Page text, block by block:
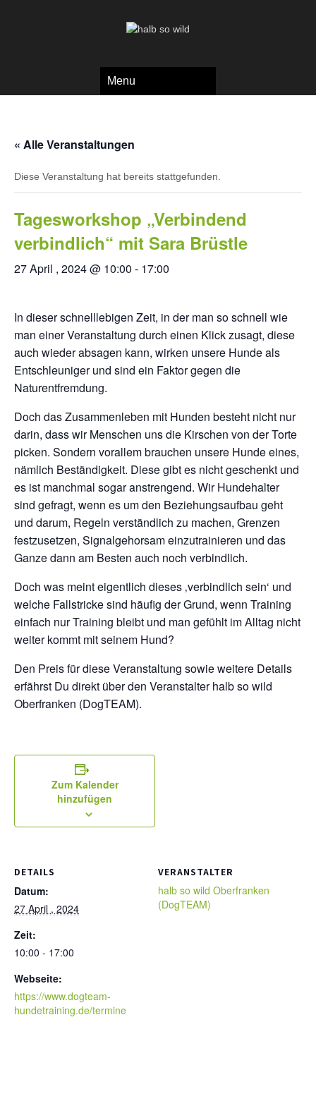
Menu
« Alle Veranstaltungen
Diese Veranstaltung hat bereits stattgefunden.
Tagesworkshop „Verbindend
verbindlich“ mit Sara Brüstle
27 April , 2024 @ 10:00 - 17:00
In dieser schnelllebigen Zeit, in der man so schnell wie
man einer Veranstaltung durch einen Klick zusagt, diese
auch wieder absagen kann, wirken unsere Hunde als
Entschleuniger und sind ein Faktor gegen die
Naturentfremdung.
Doch das Zusammenleben mit Hunden besteht nicht nur
darin, dass wir Menschen uns die Kirschen von der Torte
picken. Sondern vorallem brauchen unsere Hunde eines,
nämlich Beständigkeit. Diese gibt es nicht geschenkt und
es ist manchmal sogar anstrengend. Wir Hundehalter
sind gefragt, wenn es um den Beziehungsaufbau geht
und darum, Regeln verständlich zu machen, Grenzen
festzusetzen, Signalgehorsam einzutrainieren und das
Ganze dann am Besten auch noch verbindlich.
Doch was meint eigentlich dieses ‚verbindlich sein‘ und
welche Fallstricke sind häufig der Grund, wenn Training
einfach nur Training bleibt und man gefühlt im Alltag nicht
weiter kommt mit seinem Hund?
Den Preis für diese Veranstaltung sowie weitere Details
erfährst Du direkt über den Veranstalter halb so wild
Oberfranken (DogTEAM).
Zum Kalender
hinzufügen
DETAILS
Datum:
27 April , 2024
Zeit:
10:00 - 17:00
Webseite:
https://www.dogteam-
hundetraining.de/termine
VERANSTALTER
halb so wild Oberfranken
(DogTEAM)